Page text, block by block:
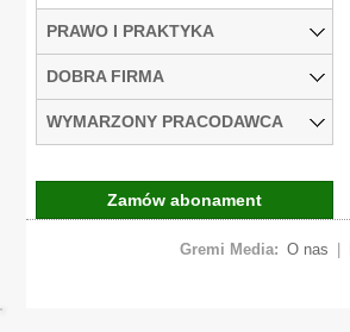
PRAWO I PRAKTYKA
DOBRA FIRMA
WYMARZONY PRACODAWCA
Zamów abonament
Gremi Media: O nas